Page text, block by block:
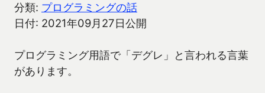
分類: プログラミングの話
日付: 2021年09月27日公開
プログラミング用語で「デグレ」と言われる言葉
があります。